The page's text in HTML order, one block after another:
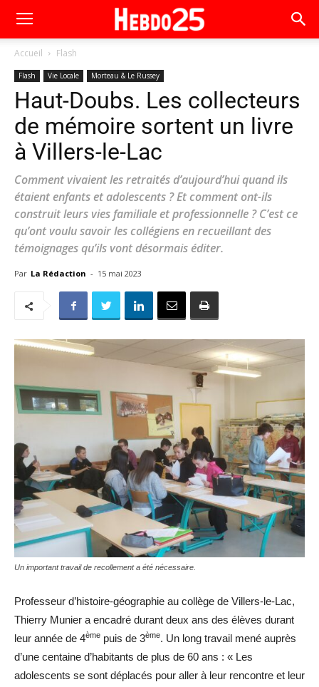
Accueil Flash
Flash Vie Locale Morteau & Le Russey
Haut-Doubs. Les collecteurs
de mémoire sortent un livre
à Villers-le-Lac
Comment vivaient les retraités d’aujourd’hui quand ils
étaient enfants et adolescents ? Et comment ont-ils
construit leurs vies familiale et professionnelle ? C’est ce
qu’ont voulu savoir les collégiens en recueillant des
témoignages qu’ils vont désormais éditer.
Par La Rédaction - 15 mai 2023
Un important travail de recollement a été nécessaire.
Professeur d’histoire-géographie au collège de Villers-le-Lac,
Thierry Munier a encadré durant deux ans des élèves durant
leur année de 4ème puis de 3ème. Un long travail mené auprès
d’une centaine d’habitants de plus de 60 ans : « Les
adolescents se sont déplacés pour aller à leur rencontre et leur